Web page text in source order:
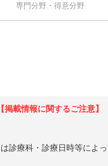
専門分野・得意分野
【掲載情報に関するご注意】
は診療科・診療日時等によ